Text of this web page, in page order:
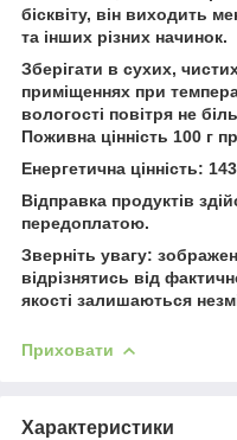
бісквіту, він виходить
та інших різних начинок.
Зберігати в сухих,
приміщеннях при
вологості повітря не
Поживна цінність 100 г
Енергетична цінність:
Відправка продуктів
передоплатою.
Зверніть увагу:
відрізнятись від
якості залишаються
Приховати
Характеристики